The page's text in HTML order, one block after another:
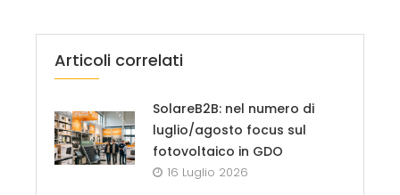
Articoli correlati
SolareB2B: nel numero di
luglio/agosto focus sul
fotovoltaico in GDO
16 Luglio 2026